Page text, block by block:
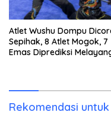
Atlet Wushu Dompu
Sepihak, 8 Atlet Mogok, 7
Emas Diprediksi
Rekomendasi